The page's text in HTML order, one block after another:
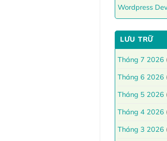
Wordpress
LƯU TRỮ
Tháng 7 2026
Tháng 6 2026
Tháng 5 2026
Tháng 4 2026
Tháng 3 2026